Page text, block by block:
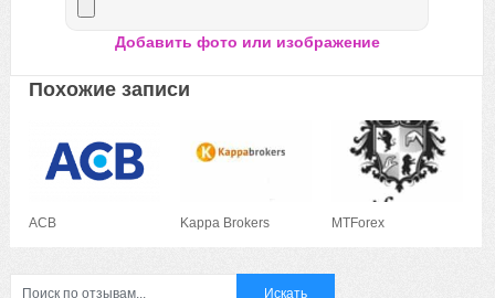
Добавить фото или изображение
Похожие записи
ACB Kappa Brokers MTForex